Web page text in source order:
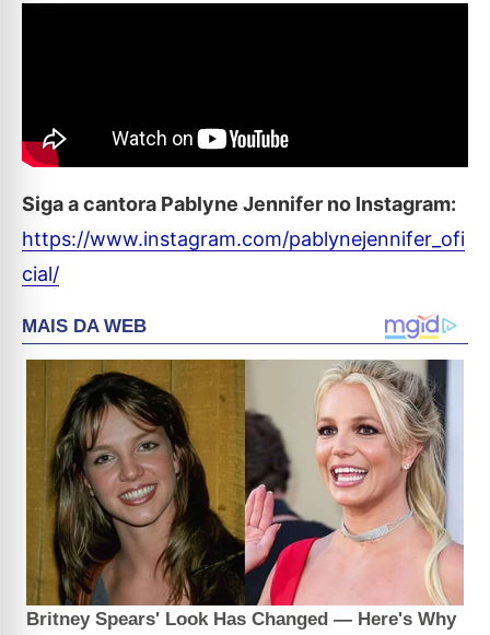
Siga a cantora Pablyne Jennifer no Instagram:
https://www.instagram.com/pablynejennifer_ofi
cial/